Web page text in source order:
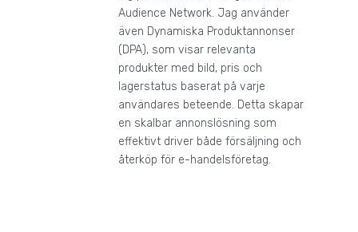
Audience Network. Jag använder
även Dynamiska Produktannonser
(DPA), som visar relevanta
produkter med bild, pris och
lagerstatus baserat på varje
användares beteende. Detta skapar
en skalbar annonslösning som
effektivt driver både försäljning och
återköp för e-handelsföretag.